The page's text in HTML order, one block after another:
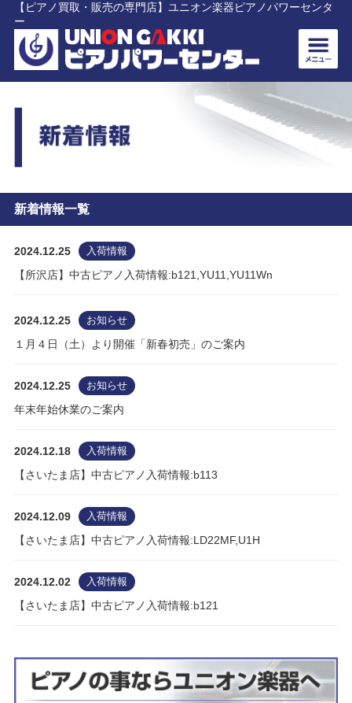
【ピアノ買取・販売の専門店】ユニオン楽器ピアノパワーセンタ
ー
新着情報一覧
2024.12.25 入荷情報
【所沢店】中古ピアノ入荷情報:b121,YU11,YU11Wn
2024.12.25 お知らせ
１月４日（土）より開催「新春初売」のご案内
2024.12.25 お知らせ
年末年始休業のご案内
2024.12.18 入荷情報
【さいたま店】中古ピアノ入荷情報:b113
2024.12.09 入荷情報
【さいたま店】中古ピアノ入荷情報:LD22MF,U1H
2024.12.02 入荷情報
【さいたま店】中古ピアノ入荷情報:b121